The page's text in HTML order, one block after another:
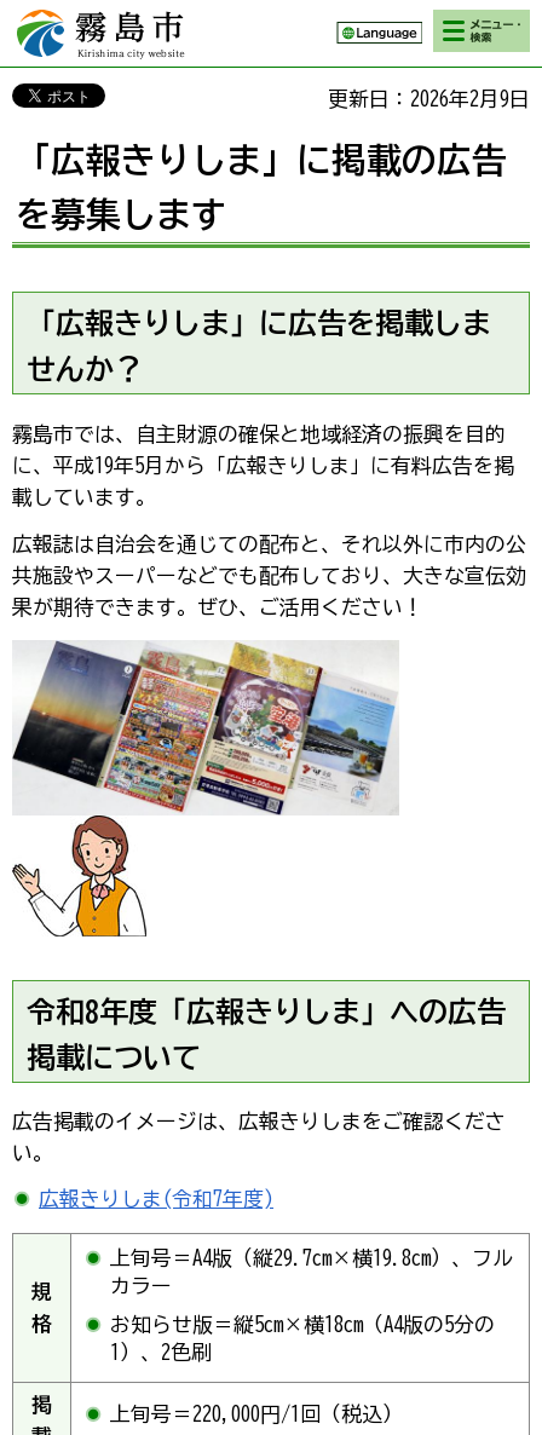
霧島市 Kirishima
city website
検索・メニ
ュー
更新日：2026年2月9日
「広報きりしま」に掲載の広告
を募集します
「広報きりしま」に広告を掲載しま
せんか？
霧島市では、自主財源の確保と地域経済の振興を目的
に、平成19年5月から「広報きりしま」に有料広告を掲
載しています。
広報誌は自治会を通じての配布と、それ以外に市内の公
共施設やスーパーなどでも配布しており、大きな宣伝効
果が期待できます。ぜひ、ご活用ください！
令和8年度「広報きりしま」への広告
掲載について
広告掲載のイメージは、広報きりしまをご確認くださ
い。
広報きりしま(令和7年度)
規
格
上旬号＝A4版（縦29.7cm×横19.8cm）、フル
カラー
お知らせ版＝縦5cm×横18cm（A4版の5分の
1）、2色刷
掲
上旬号＝220,000円/1回（税込）